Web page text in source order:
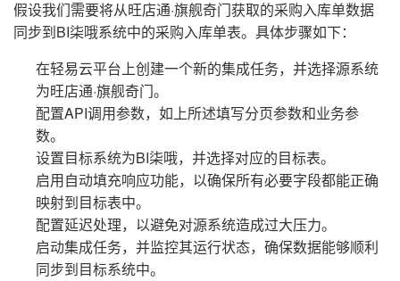
假设我们需要将从旺店通·旗舰奇门获取的采购入库单数据
同步到BI柒哦系统中的采购入库单表。具体步骤如下：
在轻易云平台上创建一个新的集成任务，并选择源系统
为旺店通·旗舰奇门。
配置API调用参数，如上所述填写分页参数和业务参
数。
设置目标系统为BI柒哦，并选择对应的目标表。
启用自动填充响应功能，以确保所有必要字段都能正确
映射到目标表中。
配置延迟处理，以避免对源系统造成过大压力。
启动集成任务，并监控其运行状态，确保数据能够顺利
同步到目标系统中。